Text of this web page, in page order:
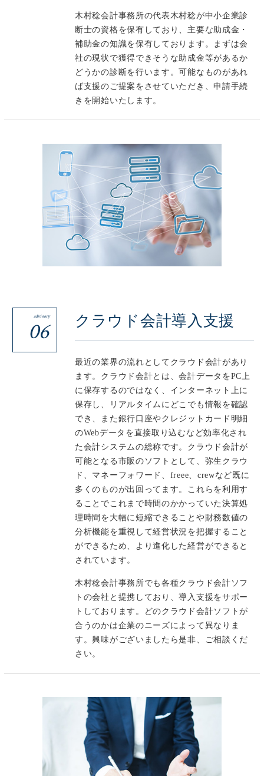
木村稔会計事務所の代表木村稔が中小企業診
断士の資格を保有しており、主要な助成金・
補助金の知識を保有しております。まずは会
社の現状で獲得できそうな助成金等があるか
どうかの診断を行います。可能なものがあれ
ば支援のご提案をさせていただき、申請手続
きを開始いたします。
advisory
06 クラウド会計導入支援
最近の業界の流れとしてクラウド会計があり
ます。クラウド会計とは、会計データをPC上
に保存するのではなく、インターネット上に
保存し、リアルタイムにどこでも情報を確認
でき、また銀行口座やクレジットカード明細
のWebデータを直接取り込むなど効率化され
た会計システムの総称です。クラウド会計が
可能となる市販のソフトとして、弥生クラウ
ド、マネーフォワード、freee、crewなど既に
多くのものが出回ってます。これらを利用す
ることでこれまで時間のかかっていた決算処
理時間を大幅に短縮できることや財務数値の
分析機能を重視して経営状況を把握すること
ができるため、より進化した経営ができると
されています。
木村稔会計事務所でも各種クラウド会計ソフ
トの会社と提携しており、導入支援をサポー
トしております。どのクラウド会計ソフトが
合うのかは企業のニーズによって異なりま
す。興味がございましたら是非、ご相談くだ
さい。